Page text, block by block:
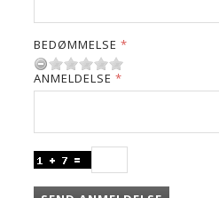
BEDØMMELSE
ANMELDELSE